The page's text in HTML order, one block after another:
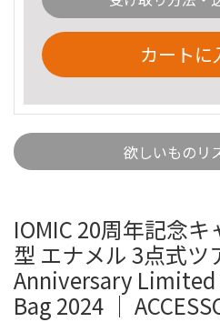
カートに
欲しいものリ
IOMIC 20周年記念
型 エナメル 3点式
Anniversary
Bag 2024 ｜